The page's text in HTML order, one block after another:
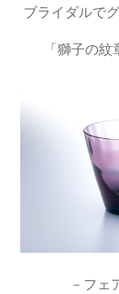
ブライダルで
「獅子の
－フェ